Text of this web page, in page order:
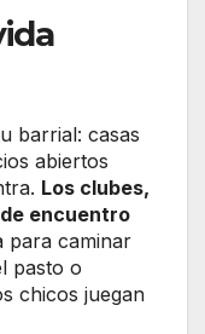
barrial: casas
abiertos
Los clubes,
encuentro
para caminar
pasto o
chicos juegan